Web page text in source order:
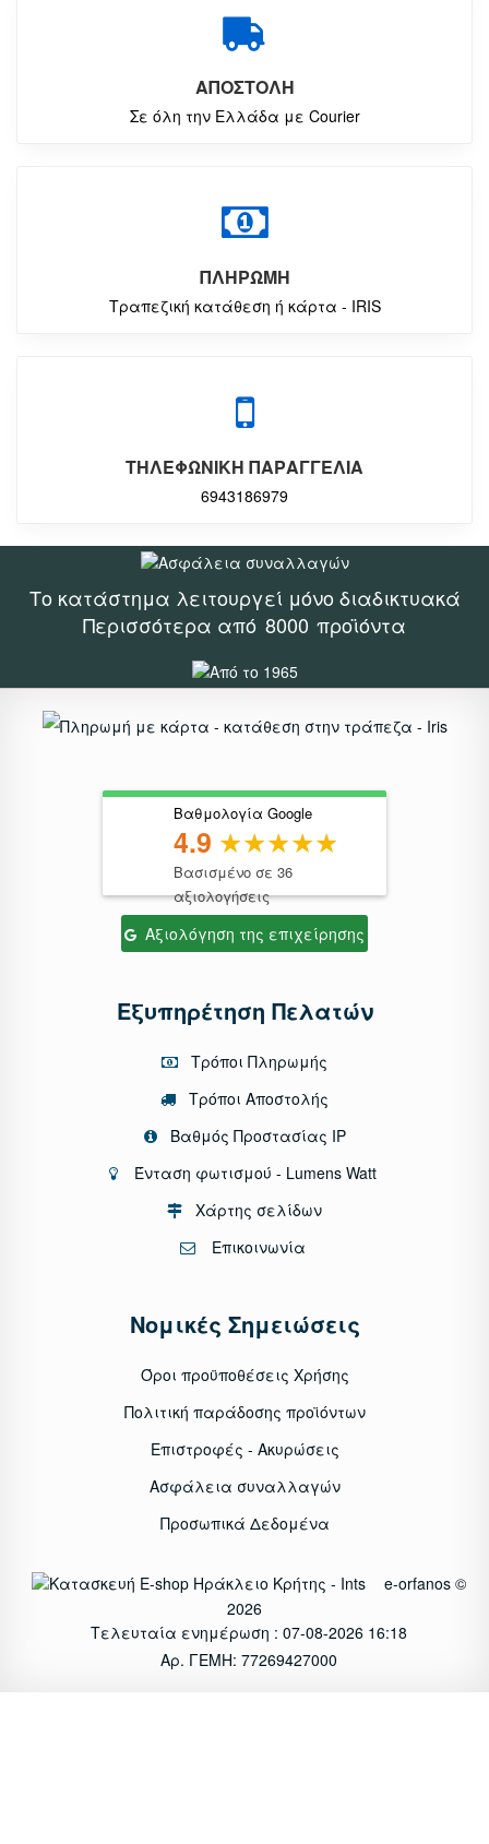
ΑΠΟΣΤΟΛΗ
Σε όλη την Ελλάδα με Courier
ΠΛΗΡΩΜΗ
Τραπεζική κατάθεση ή κάρτα - IRIS
ΤΗΛΕΦΩΝΙΚΗ ΠΑΡΑΓΓΕΛΙΑ
6943186979
Το κατάστημα λειτουργεί μόνο διαδικτυακά
Περισσότερα από 8000 προϊόντα
Βαθμολογία Google
4.9
Βασισμένο σε 36
αξιολογήσεις
Αξιολόγηση της επιχείρησης
Εξυπηρέτηση Πελατών
Τρόποι Πληρωμής
Τρόποι Αποστολής
Βαθμός Προστασίας IP
Ένταση φωτισμού - Lumens Watt
Χάρτης σελίδων
Επικοινωνία
Νομικές Σημειώσεις
Όροι προϋποθέσεις Χρήσης
Πολιτική παράδοσης προϊόντων
Επιστροφές - Ακυρώσεις
Ασφάλεια συναλλαγών
Προσωπικά Δεδομένα
e-orfanos ©
2026
Τελευταία ενημέρωση : 07-08-2026 16:18
Αρ. ΓΕΜΗ: 77269427000